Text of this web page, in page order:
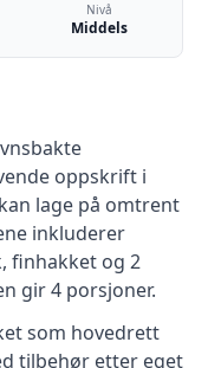
Nivå
Middels
oppskrift i
lage på omtrent
inkluderer
finhakket og 2
gir4 porsjoner.
som hovedrett
tilbehør etter eget